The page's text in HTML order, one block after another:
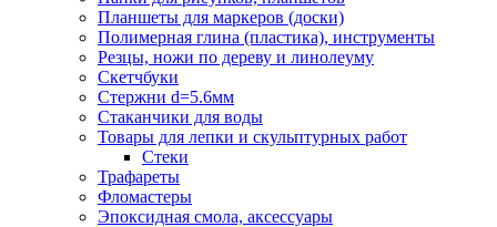
Планшеты для маркеров (доски)
Полимерная глина (пластика), инструменты
Резцы, ножи по дереву и линолеуму
Скетчбуки
Стержни d=5.6мм
Стаканчики для воды
Товары для лепки и скульптурных работ
Стеки
Трафареты
Фломастеры
Эпоксидная смола, аксессуары